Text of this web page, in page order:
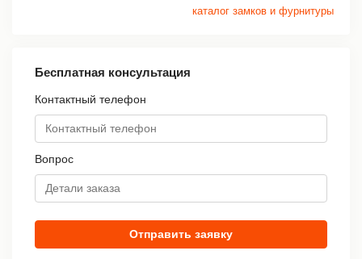
каталог замков и фурнитуры
Бесплатная консультация
Контактный телефон
Вопрос
Отправить заявку